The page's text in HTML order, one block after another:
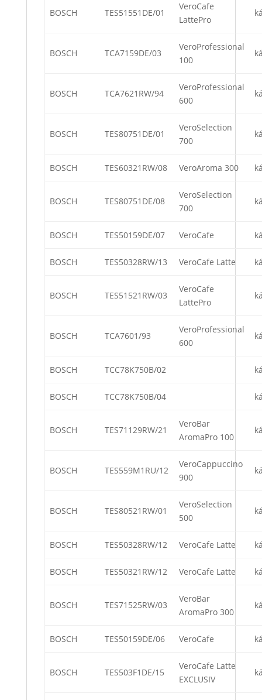
BOSCH TES51551DE/01
VeroCafe
LattePro
BOSCH TCA7159DE/03
VeroProfessional
100
BOSCH TCA7621RW/94
VeroProfessional
600
BOSCH TES80751DE/01
VeroSelection
700
BOSCH TES60321RW/08 VeroAroma 300
BOSCH TES80751DE/08
VeroSelection
700
BOSCH TES50159DE/07 VeroCafe
BOSCH TES50328RW/13 VeroCafe Latte
BOSCH TES51521RW/03
VeroCafe
LattePro
BOSCH TCA7601/93
VeroProfessional
600
BOSCH TCC78K750B/02
BOSCH TCC78K750B/04
BOSCH TES71129RW/21
VeroBar
AromaPro 100
BOSCH TES559M1RU/12
VeroCappuccino
900
BOSCH TES80521RW/01
VeroSelection
500
BOSCH TES50328RW/12 VeroCafe Latte
BOSCH TES50321RW/12 VeroCafe Latte
BOSCH TES71525RW/03
VeroBar
AromaPro 300
BOSCH TES50159DE/06 VeroCafe
BOSCH TES503F1DE/15
VeroCafe Latte
EXCLUSIV